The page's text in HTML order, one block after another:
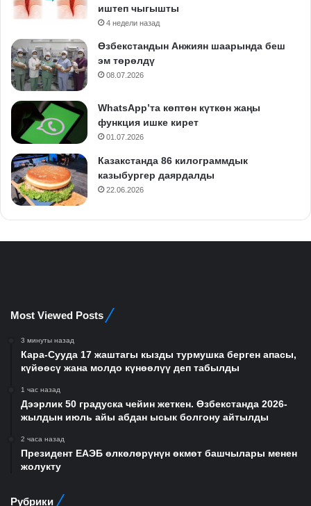
иштеп чыгышты
4 недели назад
Өзбекстандын Анжиян шаарында беш
эм төрөлдү
08.07.2026
WhatsApp’та көптөн күткөн жаңы
функция ишке кирет
01.07.2026
Казакстанда 86 килограммдык
казыбургер даярдалды
22.06.2026
Most Viewed Posts
3 минуты назад
Кара-Сууда 17 жаштагы кызды турмушка берген апасы,
күйөөсү жана молдо күнөөлүү деп табылды
1 час назад
Дээрлик 50 градуска чейин жеткен. Өзбекстанда 2026-
жылдын июль айы абдан ысык болгону айтылды
2 часа назад
Президент ЕАЭБ өлкөлөрүнүн өкмөт башчылары менен
жолукту
Рубрики